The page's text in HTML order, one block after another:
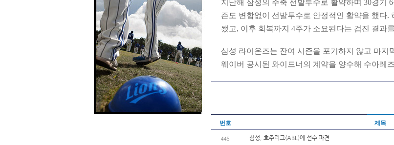
지난해 삼성의 주축 선발투수로 활약하며 30경기
즌도 변함없이 선발투수로 안정적인 활약을 했다.
됐고, 이후 회복까지 4주가 소요된다는 검진 결과
삼성 라이온즈는 잔여 시즌을 포기하지 않고 마지
웨이버 공시된 와이드너의 계약을 양수해 수아레
번호 제목
445 삼성, 호주리그(ABL)에 선수 파견